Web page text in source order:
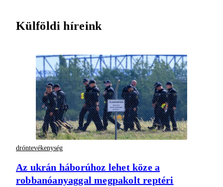
Külföldi híreink
dróntevékenység
Az ukrán háborúhoz lehet köze a
robbanóanyaggal megpakolt reptéri